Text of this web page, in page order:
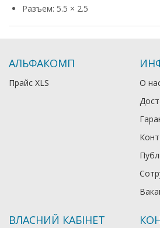
Разъем: 5.5 × 2.5
АЛЬФАКОМП
Прайс XLS
О
ВЛАСНИЙ КАБІНЕТ